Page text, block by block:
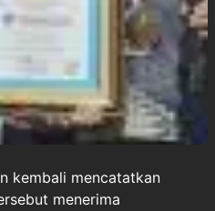
kembali mencatatkan
menerima